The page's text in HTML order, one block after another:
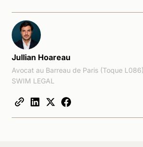
Jullian Hoareau
Avocat au Barreau de Paris (Toque
SWIM LEGAL